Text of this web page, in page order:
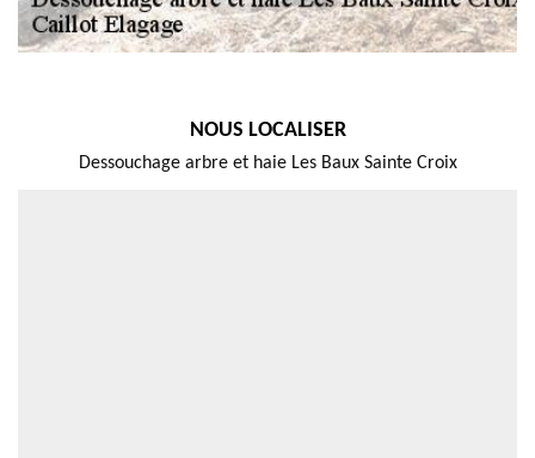
NOUS LOCALISER
Dessouchage arbre et haie Les Baux Sainte Croix